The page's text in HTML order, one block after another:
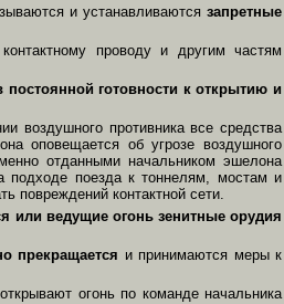
и устанавливаются запретные
проводу и другим ча­стям
постоянной готовности к открытию и
воздушного противника все средства
опо­вещается об угрозе воздушного
от­данными начальником эшелона
подхо­де поезда к тоннелям, мостам и
повреждений контактной сети.
или ведущие огонь зенитные орудия
прекращается и принимаются меры к
огонь по команде начальника